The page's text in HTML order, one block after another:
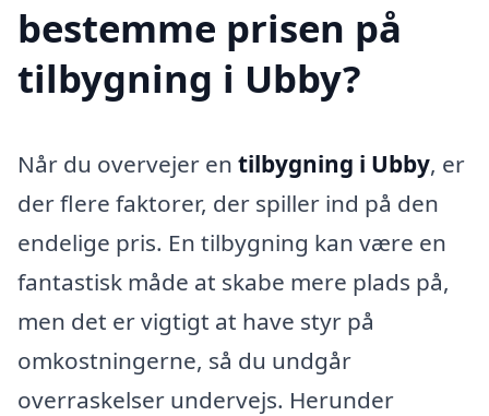
bestemme prisen på
tilbygning i Ubby?
Når du overvejer en tilbygning i Ubby, er
der flere faktorer, der spiller ind på den
endelige pris. En tilbygning kan være en
fantastisk måde at skabe mere plads på,
men det er vigtigt at have styr på
omkostningerne, så du undgår
overraskelser undervejs. Herunder